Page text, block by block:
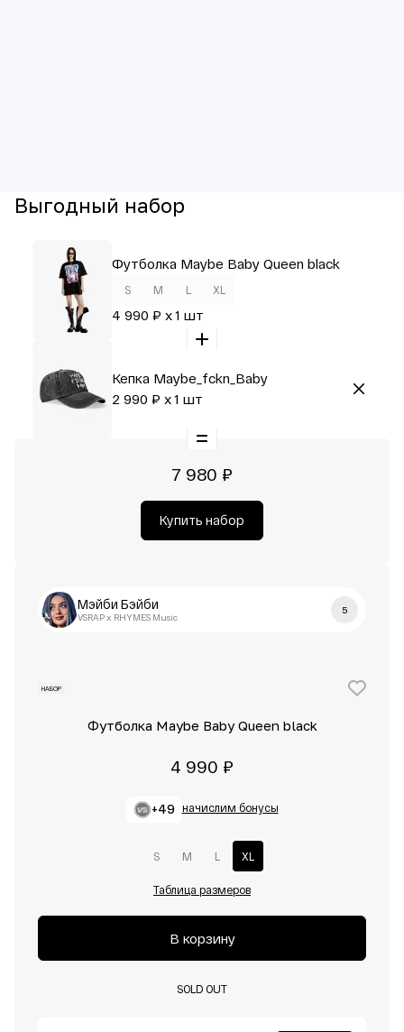
Выгодный набор
Футболка Maybe Baby Queen black
S M L XL
4 990 ₽ x 1 шт
Кепка Maybe_fckn_Baby
2 990 ₽ x 1 шт
7 980 ₽
Купить набор
Мэйби Бэйби
VSRAP x RHYMES Music
5
НАБОР
Футболка Maybe Baby Queen black
4 990 ₽
+49 начислим бонусы
S M L XL
Таблица размеров
В корзину
SOLD OUT